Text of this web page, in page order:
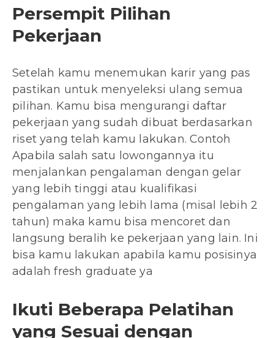
Persempit Pilihan
Pekerjaan
Setelah kamu menemukan karir yang pas
pastikan untuk menyeleksi ulang semua
pilihan. Kamu bisa mengurangi daftar
pekerjaan yang sudah dibuat berdasarkan
riset yang telah kamu lakukan. Contoh
Apabila salah satu lowongannya itu
menjalankan pengalaman dengan gelar
yang lebih tinggi atau kualifikasi
pengalaman yang lebih lama (misal lebih 2
tahun) maka kamu bisa mencoret dan
langsung beralih ke pekerjaan yang lain. Ini
bisa kamu lakukan apabila kamu posisinya
adalah fresh graduate ya
Ikuti Beberapa Pelatihan
yang Sesuai dengan